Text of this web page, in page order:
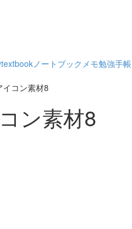
textbookノート ブック メモ勉強手帳
イコン素材8
ン素材8